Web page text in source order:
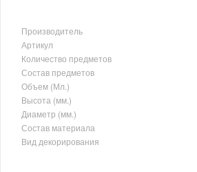
Производитель
Артикул
Количество предметов
Состав предметов
Объем (Мл.)
Высота (мм.)
Диаметр (мм.)
Состав материала
Вид декорирования